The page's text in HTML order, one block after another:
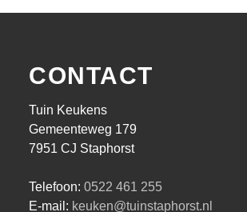
CONTACT
Tuin Keukens
Gemeenteweg 179
7951 CJ Staphorst
Telefoon: 0522 461 255
E-mail: keuken@tuinstaphorst.nl